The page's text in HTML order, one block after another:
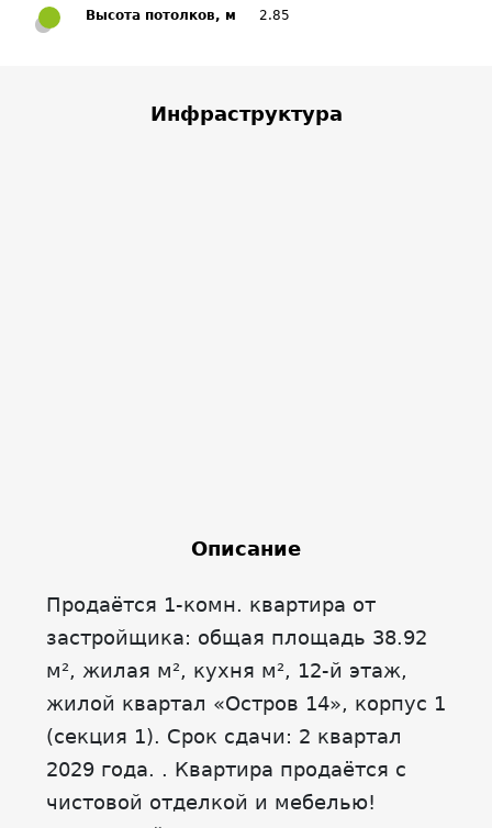
Высота потолков, м 2.85
Инфраструктура
Описание
Продаётся 1-комн. квартира от
застройщика: общая площадь 38.92
м², жилая м², кухня м², 12-й этаж,
жилой квартал «Остров 14», корпус 1
(секция 1). Срок сдачи: 2 квартал
2029 года. . Квартира продаётся с
чистовой отделкой и мебелью!